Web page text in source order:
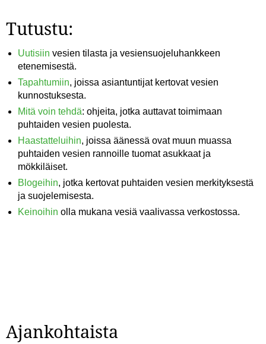
Tutustu:
Uutisiin vesien tilasta ja vesiensuojeluhankkeen
etenemisestä.
Tapahtumiin, joissa asiantuntijat kertovat vesien
kunnostuksesta.
Mitä voin tehdä: ohjeita, jotka auttavat toimimaan
puhtaiden vesien puolesta.
Haastatteluihin, joissa äänessä ovat muun muassa
puhtaiden vesien rannoille tuomat asukkaat ja
mökkiläiset.
Blogeihin, jotka kertovat puhtaiden vesien merkityksestä
ja suojelemisesta.
Keinoihin olla mukana vesiä vaalivassa verkostossa.
Ajankohtaista